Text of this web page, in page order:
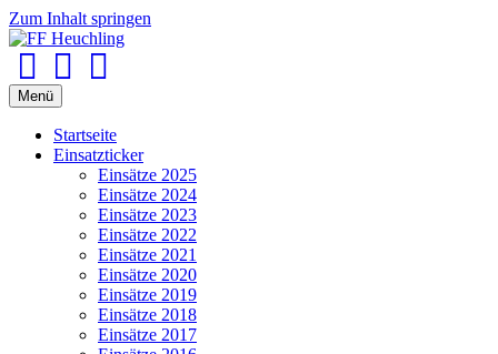
Zum Inhalt springen
Menü
Startseite
Einsatzticker
Einsätze 2025
Einsätze 2024
Einsätze 2023
Einsätze 2022
Einsätze 2021
Einsätze 2020
Einsätze 2019
Einsätze 2018
Einsätze 2017